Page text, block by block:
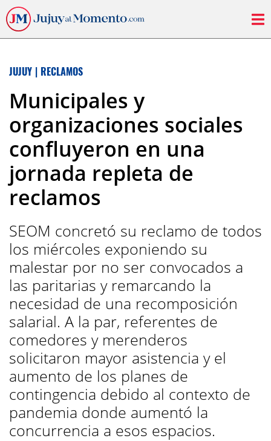
JUJUY | RECLAMOS
Municipales y
organizaciones sociales
confluyeron en una
jornada repleta de
reclamos
SEOM concretó su reclamo de todos
los miércoles exponiendo su
malestar por no ser convocados a
las paritarias y remarcando la
necesidad de una recomposición
salarial. A la par, referentes de
comedores y merenderos
solicitaron mayor asistencia y el
aumento de los planes de
contingencia debido al contexto de
pandemia donde aumentó la
concurrencia a esos espacios.